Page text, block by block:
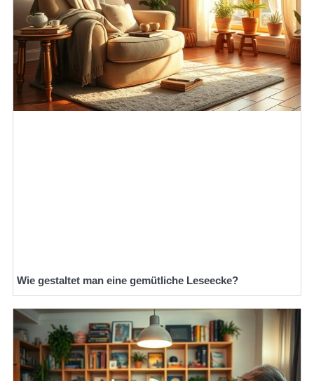
Wie gestaltet man eine gemütliche Leseecke?